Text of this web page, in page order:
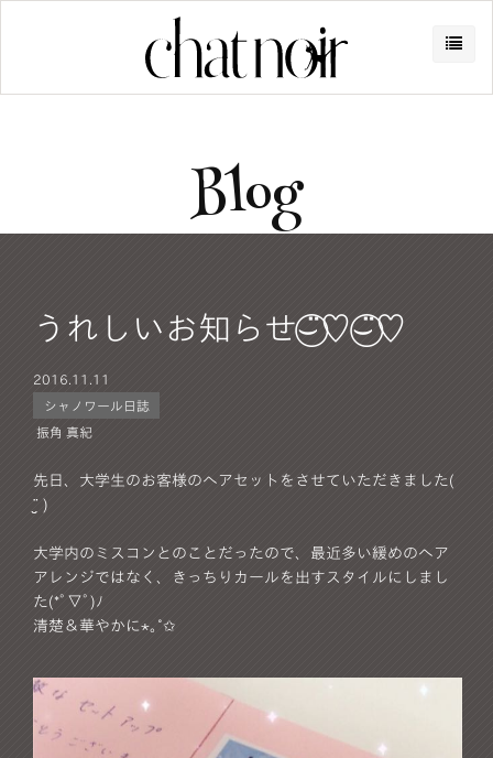
Blog
うれしいお知らせ⌣̈⃝♡⌣̈⃝♡
2016. 11.11
シャノワール日誌
振角 真紀
先日、大学生のお客様のヘアセットをさせていただきました(
¨̮ )
大学内のミスコンとのことだったので、最近多い緩めのヘア
アレンジではなく、きっちりカールを出すスタイルにしまし
た(*ﾟ▽ﾟ)ﾉ
清楚＆華やかに⋆｡˚✩